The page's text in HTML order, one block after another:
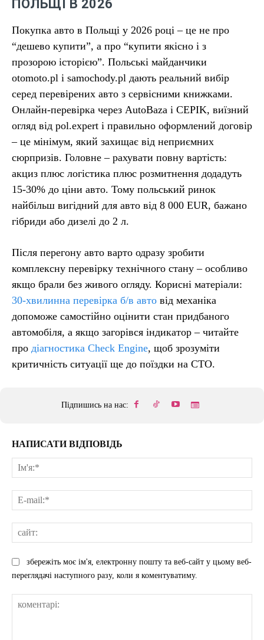
ПОЛЬЩІ В 2026
Покупка авто в Польщі у 2026 році – це не про
“дешево купити”, а про “купити якісно і з
прозорою історією”. Польські майданчики
otomoto.pl і samochody.pl дають реальний вибір
серед перевірених авто з сервісними книжками.
Онлайн-перевірка через AutoBaza і CEPIK, виїзний
огляд від pol.expert і правильно оформлений договір
– це мінімум, який захищає від неприємних
сюрпризів. Головне – рахувати повну вартість:
акциз плюс логістика плюс розмитнення додадуть
15-30% до ціни авто. Тому польський ринок
найбільш вигідний для авто від 8 000 EUR, бажано
гібриди або дизелі до 2 л.
Після перегону авто варто одразу зробити
комплексну перевірку технічного стану – особливо
якщо брали без живого огляду. Корисні матеріали:
30-хвилинна перевірка б/в авто від механіка
допоможе самостійно оцінити стан придбаного
автомобіля, а якщо загорівся індикатор – читайте
про діагностика Check Engine, щоб зрозуміти
критичність ситуації ще до поїздки на СТО.
Підпишись на нас:
НАПИСАТИ ВІДПОВІДЬ
збережіть моє ім'я, електронну пошту та веб-сайт у цьому веб-
переглядачі наступного разу, коли я коментуватиму.